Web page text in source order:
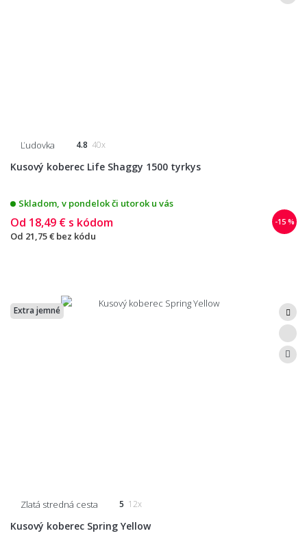
Ľudovka 4.8 40x
Kusový koberec Life Shaggy 1500 tyrkys
Skladom, v pondelok či utorok u vás
-15 %
Od 18,49 € s kódom
Od 21,75 € bez kódu
Extra jemné
Zlatá stredná cesta 5 12x
Kusový koberec Spring Yellow